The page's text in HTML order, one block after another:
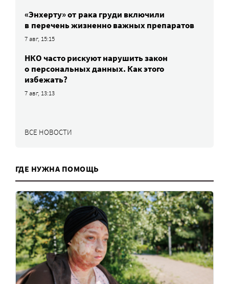
«Энхерту» от рака груди включили
в перечень жизненно важных препаратов
7 авг, 15:15
НКО часто рискуют нарушить закон
о персональных данных. Как этого
избежать?
7 авг, 13:13
ВСЕ НОВОСТИ
ГДЕ НУЖНА ПОМОЩЬ